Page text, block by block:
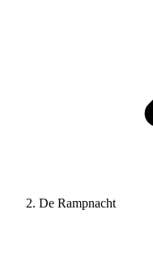
De Rampnacht